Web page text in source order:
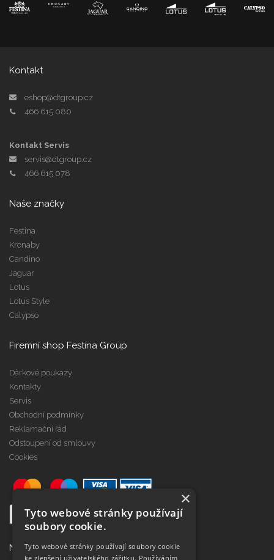
Kontakt
eshop@dtgroup.cz
466 615 080
Kontakt Servis
servis@dtgroup.cz
466 615 078
Naše značky
Festina
Kronaby
Candino
Jaguar
Lotus
Lotus Style
Calypso
Firemní shop Festina Group
Dárkové poukazy
Kontakty
Servis
Obchodní podmínky
Reklamační řád
Odstoupení od smlouvy
Cookies
Najdete nás na
×
Tyto webové stránky používají
soubory cookie.
Tyto webové stránky používají soubory cookie
ke zlepšení uživatelského zážitku. Používáním